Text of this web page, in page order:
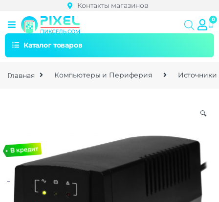
Контакты магазинов
Каталог товаров
Главная Компьютеры и Периферия Источники
🔍